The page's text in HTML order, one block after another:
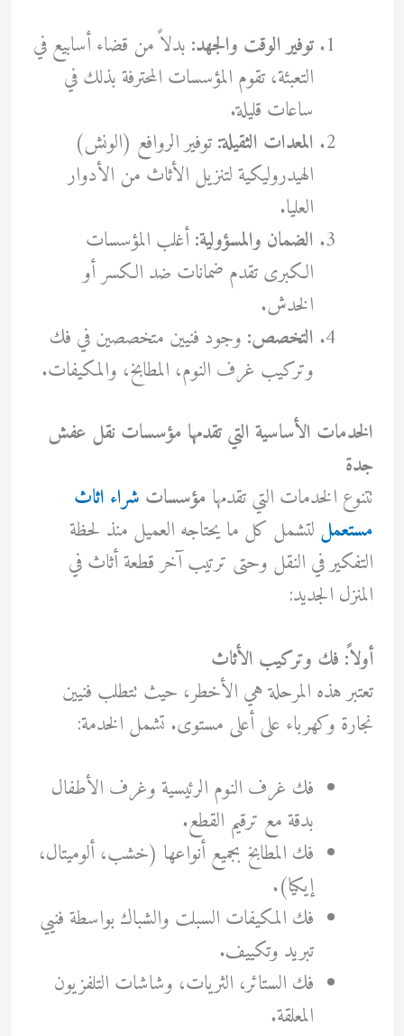
توفير الوقت والجهد: بدلاً من قضاء أسابيع في
التعبئة، تقوم المؤسسات المحترفة بذلك في
ساعات قليلة.
المعدات الثقيلة:توفير الروافع (الونش)
الهيدروليكية لتنزيل الأثاث من الأدوار
العليا.
الضمان والمسؤولية:أغلب المؤسسات
الكبرى تقدم ضمانات ضد الكسر أو
الخدش.
التخصص: وجود فنيين متخصصين في فك
وتركيب غرف النوم، المطابخ، والمكيفات.
الخدمات الأساسية التي تقدمها مؤسسات نقل عفش
جدة
تتنوع الخدمات التي تقدمها مؤسسات شراء اثاث
مستعمل لتشمل كل ما يحتاجه العميل منذ لحظة
التفكير في النقل وحتى ترتيب آخر قطعة أثاث في
المنزل الجديد:
أولاً: فك وتركيب الأثاث
تعتبر هذه المرحلة هي الأخطر، حيث تتطلب فنيين
نجارة وكهرباء على أعلى مستوى. تشمل الخدمة:
فك غرف النوم الرئيسية وغرف الأطفال
بدقة مع ترقيم القطع.
فك المطابخ بجميع أنواعها (خشب، ألوميتال،
إيكيا).
فك المكيفات السبلت والشباك بواسطة فنيي
تبريد وتكييف.
فك الستائر، الثريات، وشاشات التلفزيون
المعلقة.